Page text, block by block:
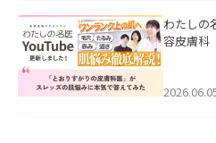
わたしの
容皮膚科